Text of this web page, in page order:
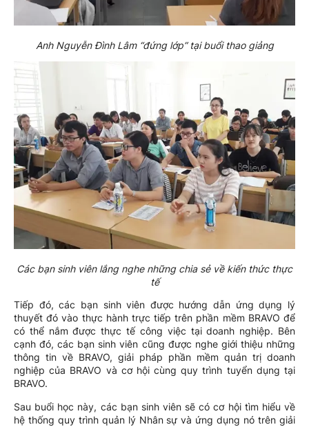
Anh Nguyễn Đình Lâm “đứng lớp” tại buổi thao giảng
Các bạn sinh viên lắng nghe những chia sẻ về kiến thức thực
tế
Tiếp đó, các bạn sinh viên được hướng dẫn ứng dụng lý
thuyết đó vào thực hành trực tiếp trên phần mềm BRAVO để
có thể nắm được thực tế công việc tại doanh nghiệp. Bên
cạnh đó, các bạn sinh viên cũng được nghe giới thiệu những
thông tin về BRAVO, giải pháp phần mềm quản trị doanh
nghiệp của BRAVO và cơ hội cùng quy trình tuyển dụng tại
BRAVO.
Sau buổi học này, các bạn sinh viên sẽ có cơ hội tìm hiểu về
hệ thống quy trình quản lý Nhân sự và ứng dụng nó trên giải